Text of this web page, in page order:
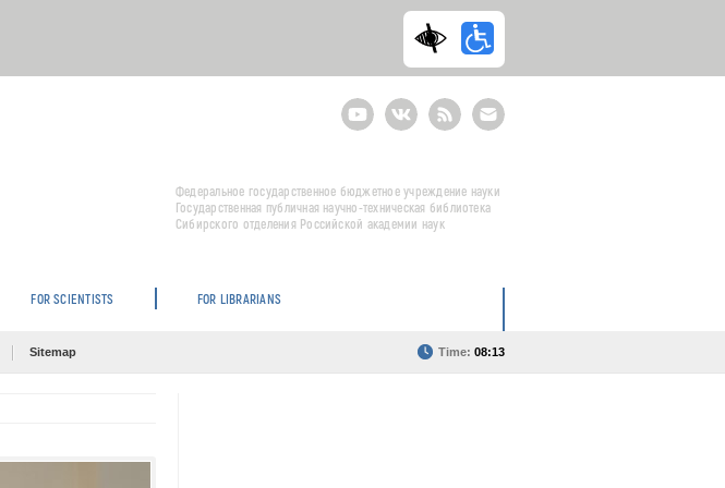
YoutubeВКонтактеRSS
E-
mail
подписка
Федеральное государственное бюджетное учреждение науки
Государственная публичная научно-техническая библиотека
Сибирского отделения Российской академии наук
FOR SCIENTISTS
FOR LIBRARIANS
Sitemap Time: 08:13